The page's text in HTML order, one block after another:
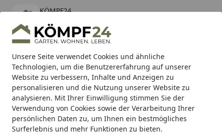
Unsere Seite verwendet Cookies und ähnliche
Technologien, um die Benutzererfahrung auf unserer
Website zu verbessern, Inhalte und Anzeigen zu
personalisieren und die Nutzung unserer Website zu
analysieren. Mit Ihrer Einwilligung stimmen Sie der
Verwendung von Cookies sowie der Verarbeitung Ihrer
persönlichen Daten zu, um Ihnen ein bestmögliches
Surferlebnis und mehr Funktionen zu bieten.
KÖMPF24
kostenlos - Im App Store
Hotline
Alle Produkte
Mein Konto
Suchen
Karibu Pools inkl. gratis Sandfilteranlage & Pool-
Starterset (Gesamtwert bis 468,99€)